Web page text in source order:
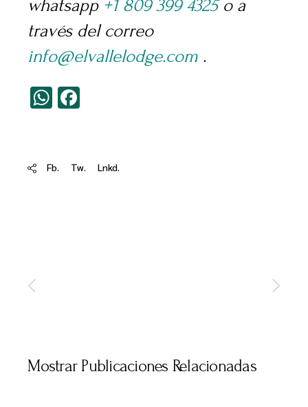
whatsapp +1 809 399 4325 o a
través del correo
info@elvallelodge.com .
WhatsApp
Fb. Tw. Lnkd.
Mostrar Publicaciones Relacionadas